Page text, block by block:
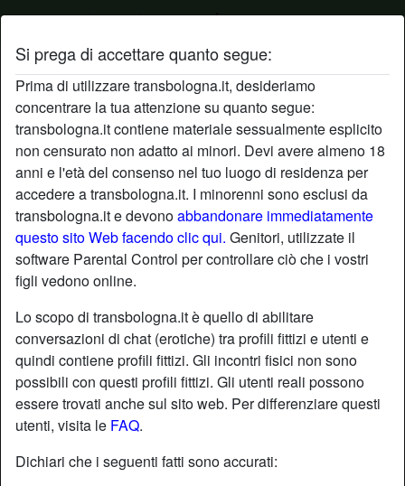
Si prega di accettare quanto segue:
Prima di utilizzare transbologna.it, desideriamo
concentrare la tua attenzione su quanto segue:
transbologna.it contiene materiale sessualmente esplicito
non censurato non adatto ai minori. Devi avere almeno 18
anni e l'età del consenso nel tuo luogo di residenza per
accedere a transbologna.it. I minorenni sono esclusi da
transbologna.it e devonoabbandonare immediatamente
questo sito Web facendo clic qui. Genitori, utilizzate il
software Parental Control per controllare ciò che i vostri
figli vedono online.
Lo scopo di transbologna.it è quello di abilitare
conversazioni di chat (erotiche) tra profili fittizi e utenti e
quindi contiene profili fittizi. Gli incontri fisici non sono
possibili con questi profili fittizi. Gli utenti reali possono
essere trovati anche sul sito web. Per differenziare questi
utenti, visita le FAQ.
Dichiari che i seguenti fatti sono accurati:
Profilo di campagnola
star Aggiungi chatChatta adesso
Nickname:
Campagnola